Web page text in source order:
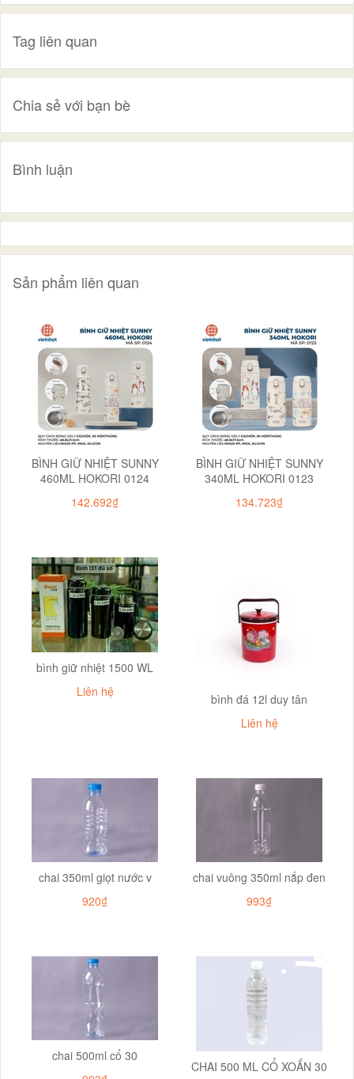
Tag liên quan
Chia sẻ với bạn bè
Bình luận
Sản phẩm liên quan
BÌNH GIỮ NHIỆT SUNNY
460ML HOKORI 0124
142.692₫
BÌNH GIỮ NHIỆT SUNNY
340ML HOKORI 0123
134.723₫
bình giữ nhiệt 1500 WL
Liên hệ
bình đá 12l duy tân
Liên hệ
chai 350ml giọt nước v
920₫
chai vuông 350ml nắp đen
993₫
chai 500ml cổ 30
CHAI 500 ML CỔ XOẮN 30